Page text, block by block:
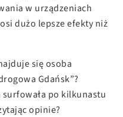
w urządzeniach
dużo lepsze efekty niż
się osoba
Gdańsk”?
po kilkunastu
opinie?